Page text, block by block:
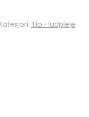
Tio Hudpleje